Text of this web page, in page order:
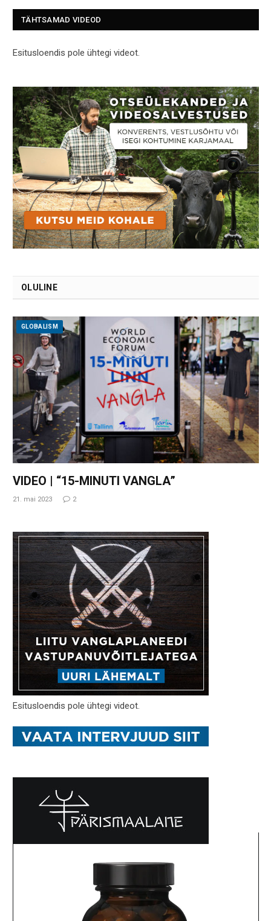
TÄHTSAMAD VIDEOD
Esitusloendis pole ühtegi videot.
OLULINE
GLOBALISM
VIDEO | “15-MINUTI VANGLA”
21. mai 2023 2
Esitusloendis pole ühtegi videot.